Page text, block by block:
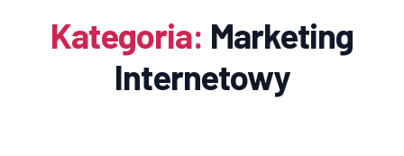
Kategoria: Marketing
Internetowy